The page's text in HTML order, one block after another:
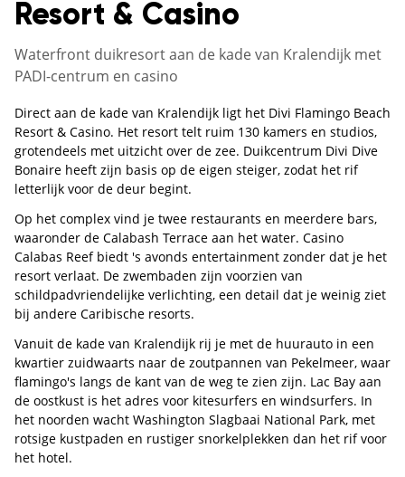
Resort & Casino
Waterfront duikresort aan de kade van Kralendijk met
PADI-centrum en casino
Direct aan de kade van Kralendijk ligt het Divi Flamingo Beach
Resort & Casino. Het resort telt ruim 130 kamers en studios,
grotendeels met uitzicht over de zee. Duikcentrum Divi Dive
Bonaire heeft zijn basis op de eigen steiger, zodat het rif
letterlijk voor de deur begint.
Op het complex vind je twee restaurants en meerdere bars,
waaronder de Calabash Terrace aan het water. Casino
Calabas Reef biedt 's avonds entertainment zonder dat je het
resort verlaat. De zwembaden zijn voorzien van
schildpadvriendelijke verlichting, een detail dat je weinig ziet
bij andere Caribische resorts.
Vanuit de kade van Kralendijk rij je met de huurauto in een
kwartier zuidwaarts naar de zoutpannen van Pekelmeer, waar
flamingo's langs de kant van de weg te zien zijn. Lac Bay aan
de oostkust is het adres voor kitesurfers en windsurfers. In
het noorden wacht Washington Slagbaai National Park, met
rotsige kustpaden en rustiger snorkelplekken dan het rif voor
het hotel.